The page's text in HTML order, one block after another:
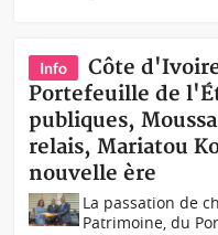
Info
Côte
Portefeuille de
publiques,
relais, Mariatou
nouvelle ère
La passation de
Patrimoine, du